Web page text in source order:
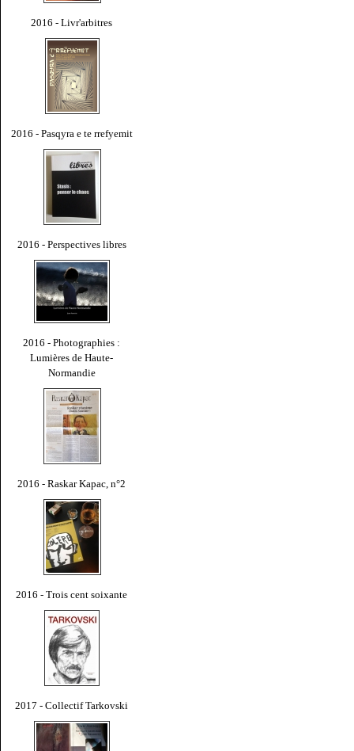
2016 - Livr'arbitres
2016 - Pasqyra e te rrefyemit
2016 - Perspectives libres
2016 - Photographies :
Lumières de Haute-
Normandie
2016 - Raskar Kapac, n°2
2016 - Trois cent soixante
2017 - Collectif Tarkovski